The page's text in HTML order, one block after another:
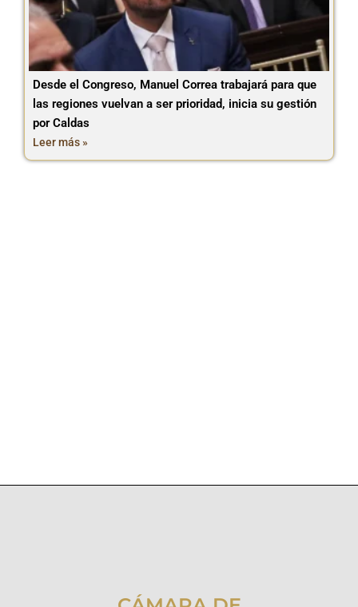
Desde el Congreso, Manuel Correa trabajará para que
las regiones vuelvan a ser prioridad, inicia su gestión
por Caldas
Leer más »